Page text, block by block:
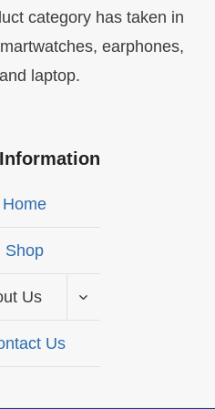
category has taken in
earphones,
laptop.
Home
Shop
Us
Us